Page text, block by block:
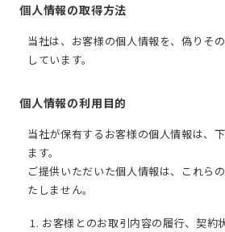
個人情報の取得方法
当社は、お客様の個人情報を、偽りそ
しています。
個人情報の利用目的
当社が保有するお客様の個人情報は、
ます。
ご提供いただいた個人情報は、これら
たしません。
1. お客様とのお取引内容の履行、契約